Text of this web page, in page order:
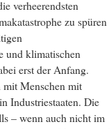
verheerendsten
zu spüren
und klimatischen
erst der Anfang.
Menschen mit
Industriestaaten. Die
– wenn auch nicht im